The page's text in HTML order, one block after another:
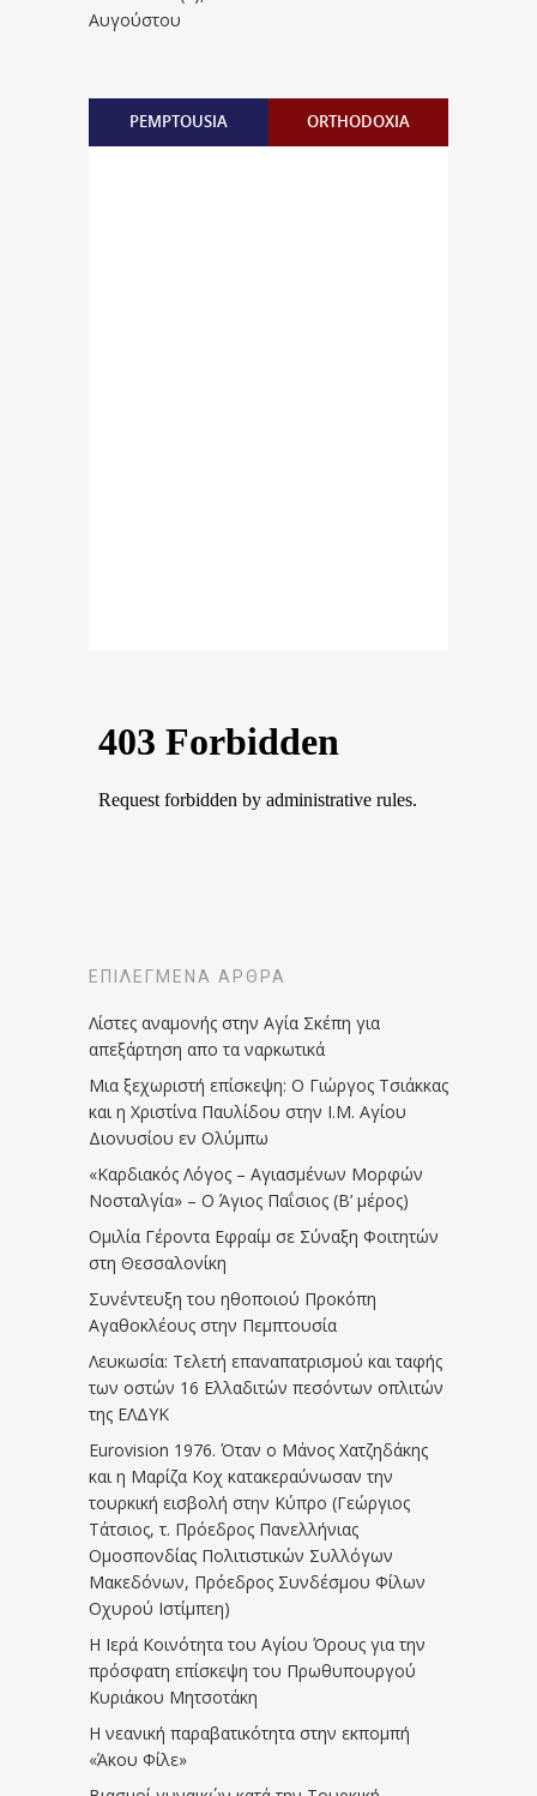
Αυγούστου
PEMPTOUSIA ORTHODOXIA
ΕΠΙΛΕΓΜΈΝΑ ΆΡΘΡΑ
Λίστες αναμονής στην Αγία Σκέπη για
απεξάρτηση απο τα ναρκωτικά
Μια ξεχωριστή επίσκεψη: Ο Γιώργος Τσιάκκας
και η Χριστίνα Παυλίδου στην Ι.Μ. Αγίου
Διονυσίου εν Ολύμπω
«Καρδιακός Λόγος – Αγιασμένων Μορφών
Νοσταλγία» – Ο Άγιος Παΐσιος (Β’ μέρος)
Ομιλία Γέροντα Εφραίμ σε Σύναξη Φοιτητών
στη Θεσσαλονίκη
Συνέντευξη του ηθοποιού Προκόπη
Αγαθοκλέους στην Πεμπτουσία
Λευκωσία: Τελετή επαναπατρισμού και ταφής
των οστών 16 Ελλαδιτών πεσόντων οπλιτών
της ΕΛΔΥΚ
Eurovision 1976. Όταν ο Μάνος Χατζηδάκης
και η Μαρίζα Κοχ κατακεραύνωσαν την
τουρκική εισβολή στην Κύπρο (Γεώργιος
Τάτσιος, τ. Πρόεδρος Πανελλήνιας
Ομοσπονδίας Πολιτιστικών Συλλόγων
Μακεδόνων, Πρόεδρος Συνδέσμου Φίλων
Οχυρού Ιστίμπεη)
Η Ιερά Κοινότητα του Αγίου Όρους για την
πρόσφατη επίσκεψη του Πρωθυπουργού
Κυριάκου Μητσοτάκη
Η νεανική παραβατικότητα στην εκπομπή
«Άκου Φίλε»